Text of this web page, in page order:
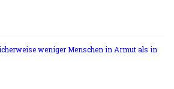
weniger Menschen in Armut als in